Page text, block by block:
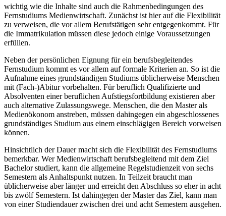
wichtig wie die Inhalte sind auch die Rahmenbedingungen des
Fernstudiums Medienwirtschaft. Zunächst ist hier auf die Flexibilität
zu verweisen, die vor allem Berufstätigen sehr entgegenkommt. Für
die Immatrikulation müssen diese jedoch einige Voraussetzungen
erfüllen.
Neben der persönlichen Eignung für ein berufsbegleitendes
Fernstudium kommt es vor allem auf formale Kriterien an. So ist die
Aufnahme eines grundständigen Studiums üblicherweise Menschen
mit (Fach-)Abitur vorbehalten. Für beruflich Qualifizierte und
Absolventen einer beruflichen Aufstiegsfortbildung existieren aber
auch alternative Zulassungswege. Menschen, die den Master als
Medienökonom anstreben, müssen dahingegen ein abgeschlossenes
grundständiges Studium aus einem einschlägigen Bereich vorweisen
können.
Hinsichtlich der Dauer macht sich die Flexibilität des Fernstudiums
bemerkbar. Wer Medienwirtschaft berufsbegleitend mit dem Ziel
Bachelor studiert, kann die allgemeine Regelstudienzeit von sechs
Semestern als Anhaltspunkt nutzen. In Teilzeit braucht man
üblicherweise aber länger und erreicht den Abschluss so eher in acht
bis zwölf Semestern. Ist dahingegen der Master das Ziel, kann man
von einer Studiendauer zwischen drei und acht Semestern ausgehen.